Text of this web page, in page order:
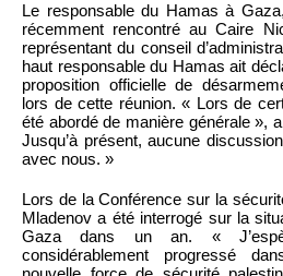
Le responsable du Hamas à
récemment rencontré au Caire
représentant du conseil
haut responsable du Hamas ait
proposition officielle de
lors de cette réunion. « Lors de
été abordé de manière générale »,
Jusqu’à présent, aucune
avec nous. »
Lors de la Conférence sur la
Mladenov a été interrogé sur la
Gaza dans un an. «
considérablement progressé